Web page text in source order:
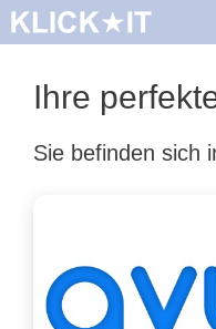
Zum
Inhalt
Ihre
Sie befinden sich